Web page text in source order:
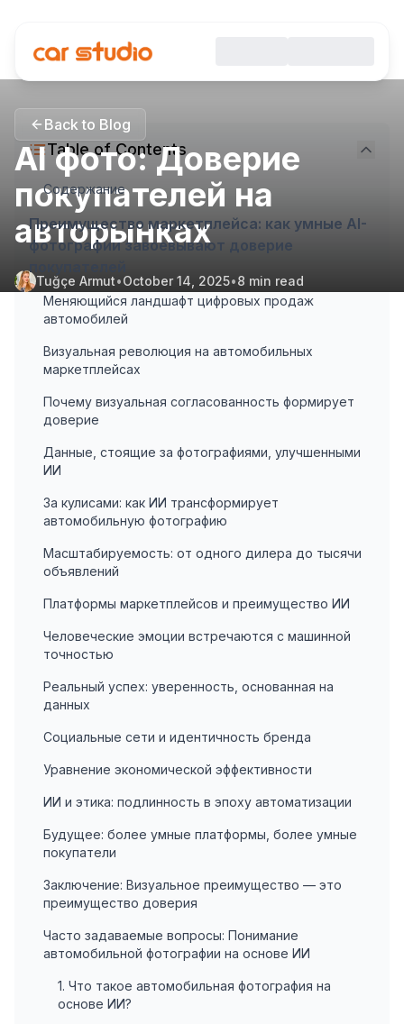
Back to Blog
AI фото: Доверие
покупателей на
авторынках
Tuğçe Armut•October 14, 2025•8 min read
Table of Contents
Содержание
Преимущество маркетплейса: как умные AI-
фотографии завоевывают доверие
покупателей
Меняющийся ландшафт цифровых продаж
автомобилей
Визуальная революция на автомобильных
маркетплейсах
Почему визуальная согласованность формирует
доверие
Данные, стоящие за фотографиями, улучшенными
ИИ
За кулисами: как ИИ трансформирует
автомобильную фотографию
Масштабируемость: от одного дилера до тысячи
объявлений
Платформы маркетплейсов и преимущество ИИ
Человеческие эмоции встречаются с машинной
точностью
Реальный успех: уверенность, основанная на
данных
Социальные сети и идентичность бренда
Уравнение экономической эффективности
ИИ и этика: подлинность в эпоху автоматизации
Будущее: более умные платформы, более умные
покупатели
Заключение: Визуальное преимущество — это
преимущество доверия
Часто задаваемые вопросы: Понимание
автомобильной фотографии на основе ИИ
1. Что такое автомобильная фотография на
основе ИИ?